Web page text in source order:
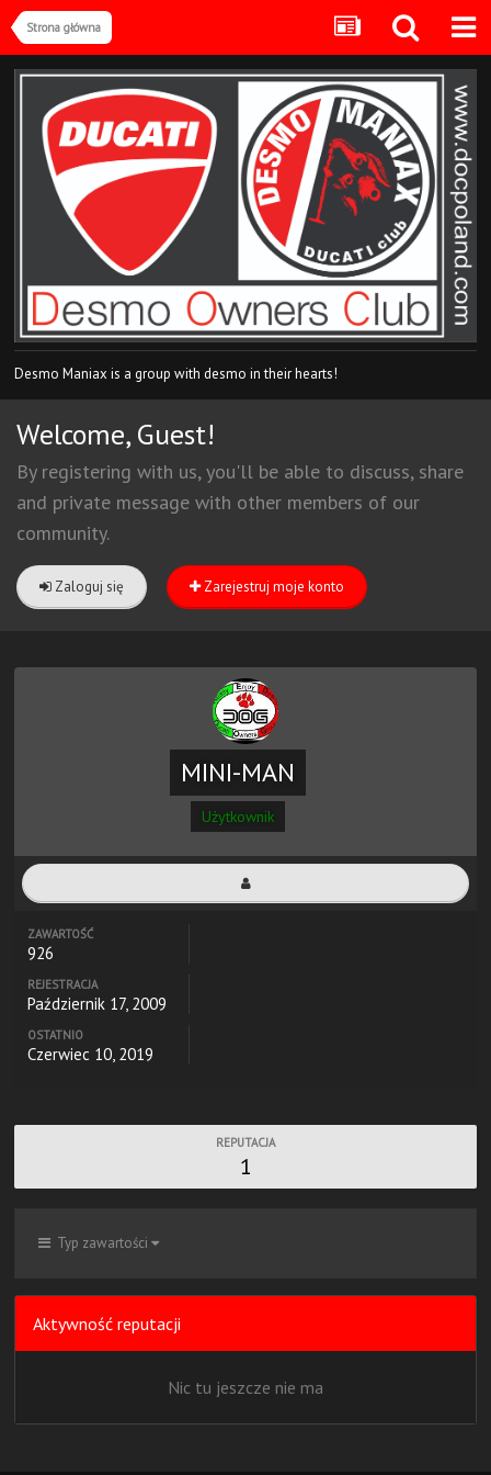
Strona główna
Desmo Maniax is a group with desmo in their hearts!
Welcome, Guest!
By registering with us, you'll be able to discuss, share
and private message with other members of our
community.
Zaloguj się Zarejestruj moje konto
MINI-MAN
Użytkownik
ZAWARTOŚĆ
926
REJESTRACJA
Październik 17, 2009
OSTATNIO
Czerwiec 10, 2019
REPUTACJA
1
Typ zawartości
Aktywność reputacji
Nic tu jeszcze nie ma